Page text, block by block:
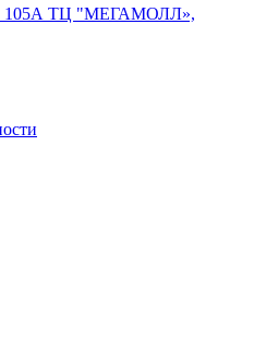
105А ТЦ "МЕГАМОЛЛ»,